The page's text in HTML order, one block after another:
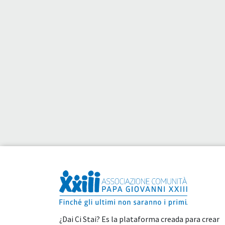
¿Dai Ci Stai? Es la plataforma creada para crear